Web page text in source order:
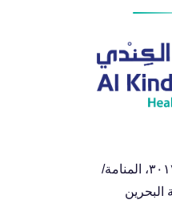
شقة/محل: ٠، مبنى: ٩٦٠، طريق: ٣٠١٧، المنامة/